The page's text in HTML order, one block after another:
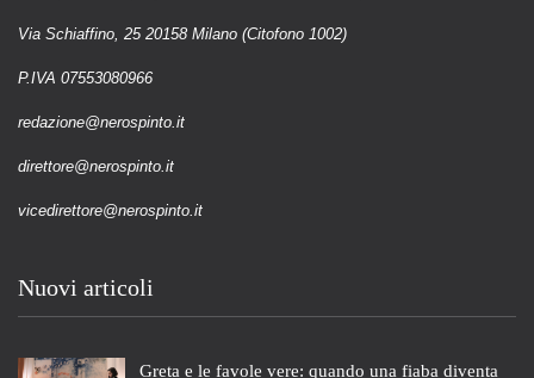
Via Schiaffino, 25 20158 Milano (Citofono 1002)
P.IVA 07553080966
redazione@nerospinto.it
direttore@nerospinto.it
vicedirettore@nerospinto.it
Nuovi articoli
Greta e le favole vere: quando una fiaba diventa